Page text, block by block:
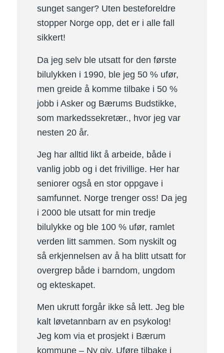
sunget sanger? Uten besteforeldre
stopper Norge opp, det er i alle fall
sikkert!
Da jeg selv ble utsatt for den første
bilulykken i 1990, ble jeg 50 % ufør,
men greide å komme tilbake i 50 %
jobb i Asker og Bærums Budstikke,
som markedssekretær., hvor jeg var
nesten 20 år.
Jeg har alltid likt å arbeide, både i
vanlig jobb og i det frivillige. Her har
seniorer også en stor oppgave i
samfunnet. Norge trenger oss! Da jeg
i 2000 ble utsatt for min tredje
bilulykke og ble 100 % ufør, ramlet
verden litt sammen. Som nyskilt og
så erkjennelsen av å ha blitt utsatt for
overgrep både i barndom, ungdom
og ekteskapet.
Men ukrutt forgår ikke så lett. Jeg ble
kalt løvetannbarn av en psykolog!
Jeg kom via et prosjekt i Bærum
kommune – Ny giv, Uføre tilbake i